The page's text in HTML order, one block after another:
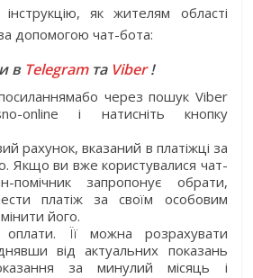
інструкцію, як жителям області
допомогою чат-бота:
в Telegramта Viber!
через пошук Viber
online і натисніть кнопку
рахунок, вказаний в платіжці за
Якщо ви вже користувалися чат-
помічник запропонує обрати,
платіж за своїм особовим
його.
Її можна розрахувати
від актуальних показань
за минулий місяць і